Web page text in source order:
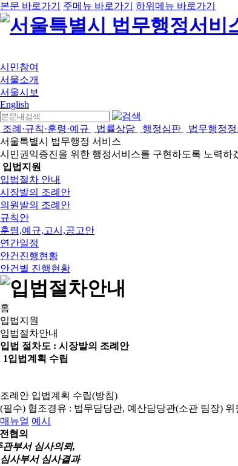
본문 바로가기 주메뉴 바로가기 하위메뉴 바로가기
시민참여
서울소개
서울시보
English
조례·규칙·훈령·예규 법률상담 행정심판 법무행정정
서울특별시 법무행정 서비스
시민권익증진을 위한 행정서비스를 구현하도록 노력하
입법지원
입법절차 안내
시장발의 조례안
의원발의 조례안
규칙안
훈령,예규,고시,공고안
연간일정
안건진행현황
안건별 진행현황
홈
입법지원
입법절차안내
입법 절차도 : 시장발의 조례안
1입법계획 수립
조례안 입법계획 수립(방침)
(필수) 협조경유 : 법무담당관, 예산담당관(소관 팀장) 위
매뉴얼 예시
협의
관부서 심사의뢰,
심사부서 심사결과